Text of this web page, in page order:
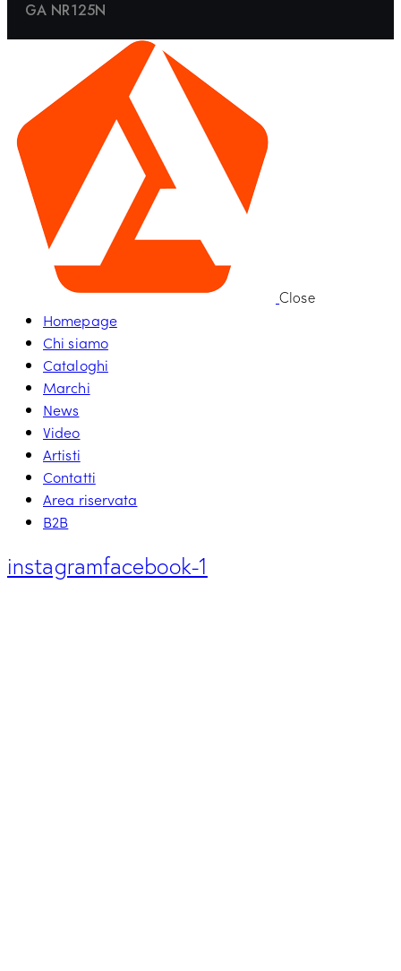
GA NR125N
Close
Homepage
Chi siamo
Cataloghi
Marchi
News
Video
Artisti
Contatti
Area riservata
B2B
instagramfacebook-1